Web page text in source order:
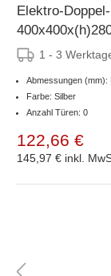
Elektro-
1 - 3
Abmessungen (mm):
Farbe: Silber
Anzahl Türen: 0
122,66 €
145,97 € inkl.